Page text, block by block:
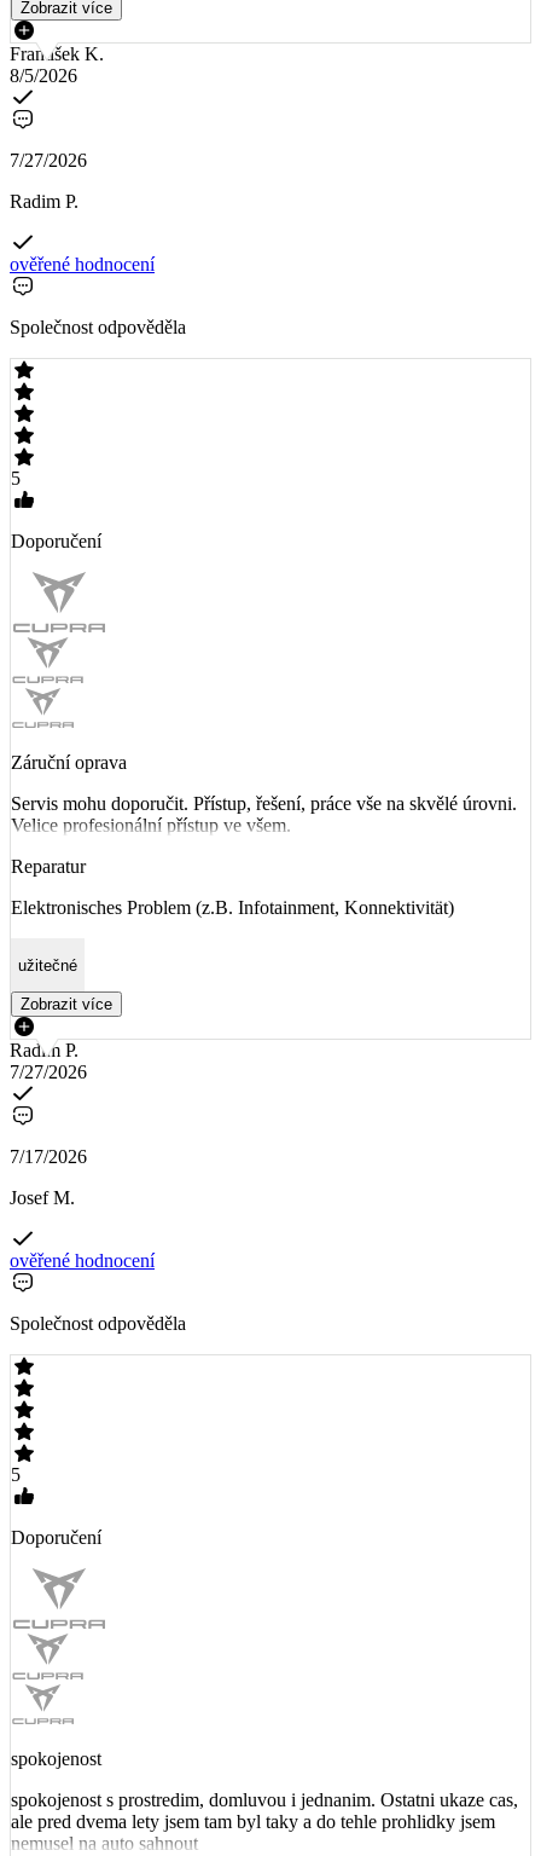
Zobrazit více
František K.
8/5/2026
7/27/2026
Radim P.
ověřené hodnocení
Společnost odpověděla
5
Doporučení
Záruční oprava
Servis mohu doporučit. Přístup, řešení, práce vše na skvělé úrovni.
Velice profesionální přístup ve všem.
Reparatur
Elektronisches Problem (z.B. Infotainment, Konnektivität)
užitečné
Zobrazit více
Radim P.
7/27/2026
7/17/2026
Josef M.
ověřené hodnocení
Společnost odpověděla
5
Doporučení
spokojenost
spokojenost s prostredim, domluvou i jednanim. Ostatni ukaze cas,
ale pred dvema lety jsem tam byl taky a do tehle prohlidky jsem
nemusel na auto sahnout